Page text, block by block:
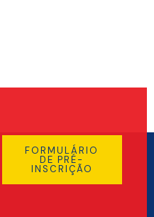
FORMULÁRIO
DE PRÉ-
INSCRIÇÃO